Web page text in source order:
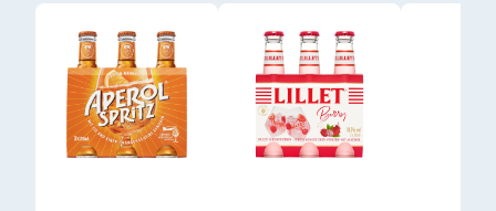
Produktgalerie überspringen